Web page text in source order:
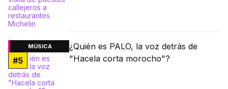
MÚSICA
#5
¿Quién es PALO, la voz detrás de
"Hacela corta morocho"?